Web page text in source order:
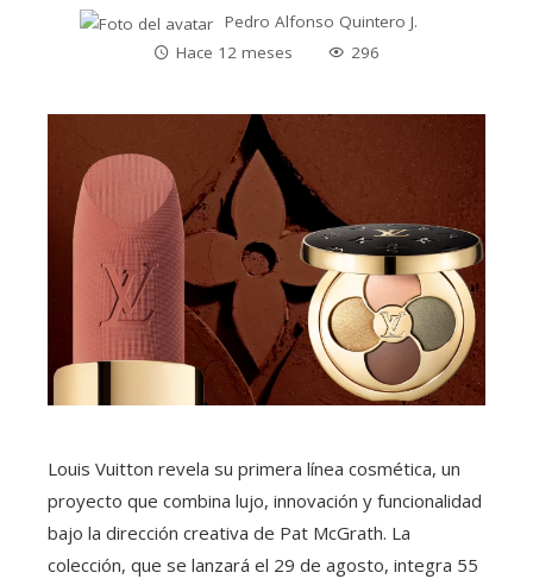
Pedro Alfonso Quintero J.
Hace 12 meses
296
Louis Vuitton revela su primera línea cosmética, un
proyecto que combina lujo, innovación y funcionalidad
bajo la dirección creativa de Pat McGrath. La
colección, que se lanzará el 29 de agosto, integra 55